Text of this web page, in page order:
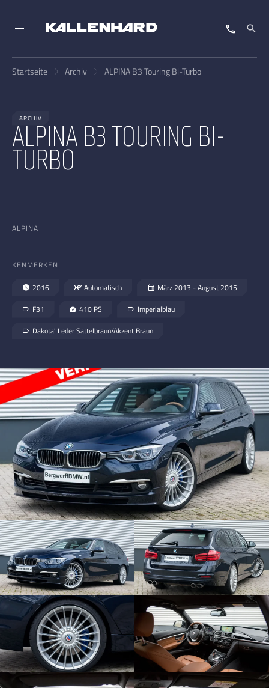
Startseite Archiv ALPINA B3 Touring Bi-Turbo
ARCHIV
ALPINA B3 TOURING BI-
TURBO
ALPINA
KENMERKEN
2016 Automatisch März 2013 - August 2015
F31 410 PS Imperialblau
Dakota' Leder Sattelbraun/Akzent Braun